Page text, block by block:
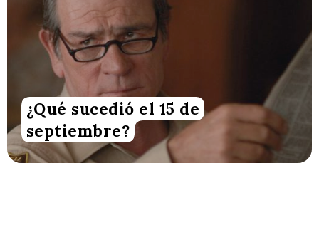
¿Qué sucedió el 15 de
septiembre?